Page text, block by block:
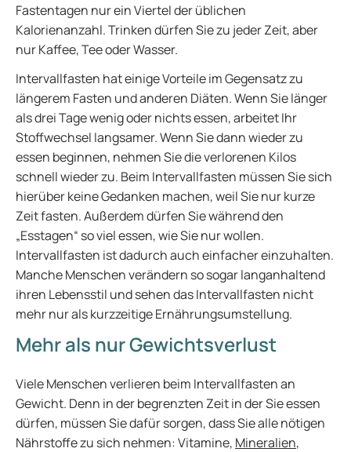
Fastentagen nur ein Viertel der üblichen
Kalorienanzahl. Trinken dürfen Sie zu jeder Zeit, aber
nur Kaffee, Tee oder Wasser.
Intervallfasten hat einige Vorteile im Gegensatz zu
längerem Fasten und anderen Diäten. Wenn Sie länger
als drei Tage wenig oder nichts essen, arbeitet Ihr
Stoffwechsel langsamer. Wenn Sie dann wieder zu
essen beginnen, nehmen Sie die verlorenen Kilos
schnell wieder zu. Beim Intervallfasten müssen Sie sich
hierüber keine Gedanken machen, weil Sie nur kurze
Zeit fasten. Außerdem dürfen Sie während den
„Esstagen“ so viel essen, wie Sie nur wollen.
Intervallfasten ist dadurch auch einfacher einzuhalten.
Manche Menschen verändern so sogar langanhaltend
ihren Lebensstil und sehen das Intervallfasten nicht
mehr nur als kurzzeitige Ernährungsumstellung.
Mehr als nur Gewichtsverlust
Viele Menschen verlieren beim Intervallfasten an
Gewicht. Denn in der begrenzten Zeit in der Sie essen
dürfen, müssen Sie dafür sorgen, dass Sie alle nötigen
Nährstoffe zu sich nehmen: Vitamine, Mineralien,